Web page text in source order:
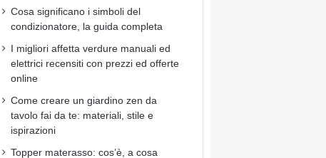
Cosa significano i simboli del
condizionatore, la guida completa
I migliori affetta verdure manuali ed
elettrici recensiti con prezzi ed offerte
online
Come creare un giardino zen da
tavolo fai da te: materiali, stile e
ispirazioni
Topper materasso: cos’è, a cosa